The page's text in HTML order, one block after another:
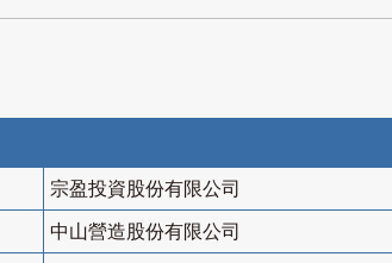
宗盈投資股份有限公司
中山營造股份有限公司